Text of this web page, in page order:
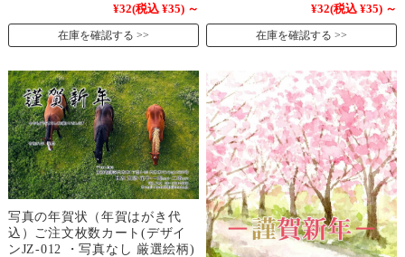
¥32(税込 ¥35) ～
在庫を確認する
¥32(税込 ¥35) ～
在庫を確認する
写真の年賀状（年賀はがき代
込）ご注文枚数カート(デザイ
ンJZ-012 ・写真なし 厳選絵柄)